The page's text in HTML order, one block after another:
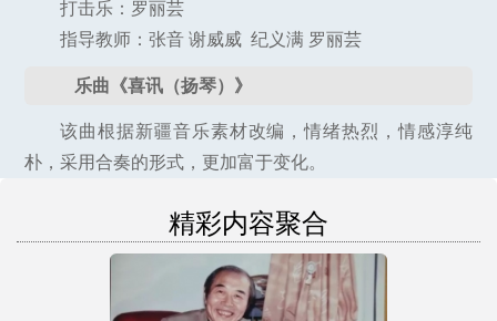
打击乐：罗丽芸
指导教师：张音 谢威威 纪义满 罗丽芸
乐曲《喜讯（扬琴）》
该曲根据新疆音乐素材改编，情绪热烈，情感淳纯
朴，采用合奏的形式，更加富于变化。
精彩内容聚合